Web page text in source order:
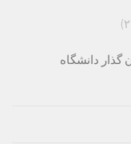
گذار دانشگاه